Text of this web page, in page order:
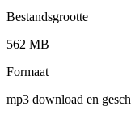
Bestandsgrootte
562 MB
Formaat
mp3 download en